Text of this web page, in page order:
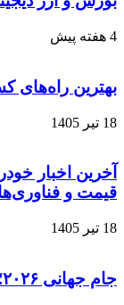
4 هفته پیش
بهترین راه‌های
18 تیر 1405
آخرین اخبار
قیمت و
18 تیر 1405
جام جهانی ۲۰۲۶؛ حذف مدعیان و ظهور شگفتی‌ها